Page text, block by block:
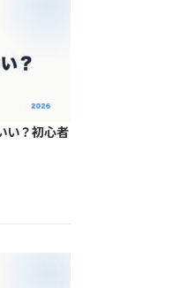
い？初心者